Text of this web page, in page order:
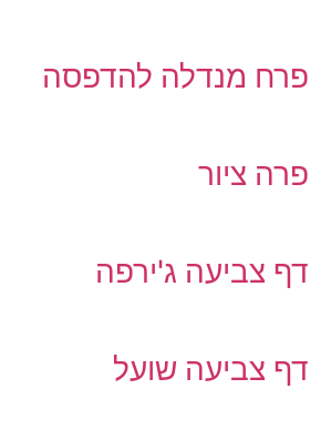
פרח מנדלה להדפסה
פרה ציור
דף צביעה ג'ירפה
דף צביעה שועל